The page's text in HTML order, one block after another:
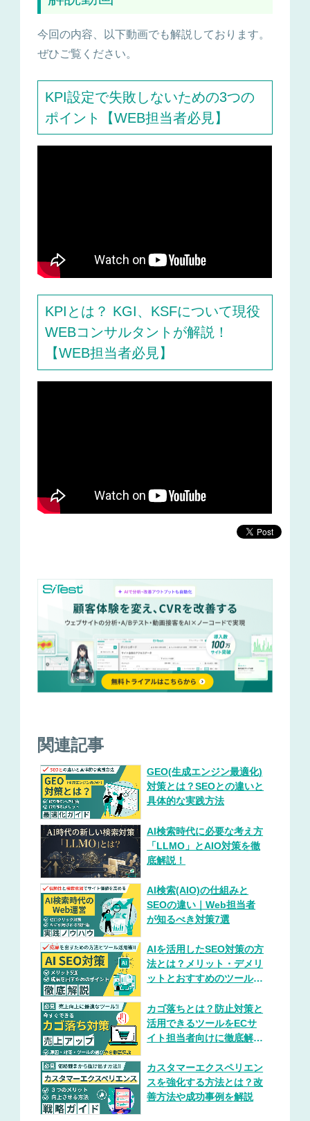
今回の内容、以下動画でも解説しております。
ぜひご覧ください。
KPI設定で失敗しないための3つの
ポイント【WEB担当者必見】
KPIとは？ KGI、KSFについて現役
WEBコンサルタントが解説！
【WEB担当者必見】
関連記事
GEO(生成エンジン最適化)
対策とは？SEOとの違いと
具体的な実践方法
AI検索時代に必要な考え方
「LLMO」とAIO対策を徹
底解説！
AI検索(AIO)の仕組みと
SEOの違い｜Web担当者
が知るべき対策7選
AIを活用したSEO対策の方
法とは？メリット・デメリ
ットとおすすめのツールを
カゴ落ちとは？防止対策と
活用できるツールをECサ
イト担当者向けに徹底解
カスタマーエクスペリエン
スを強化する方法とは？改
善方法や成功事例を解説